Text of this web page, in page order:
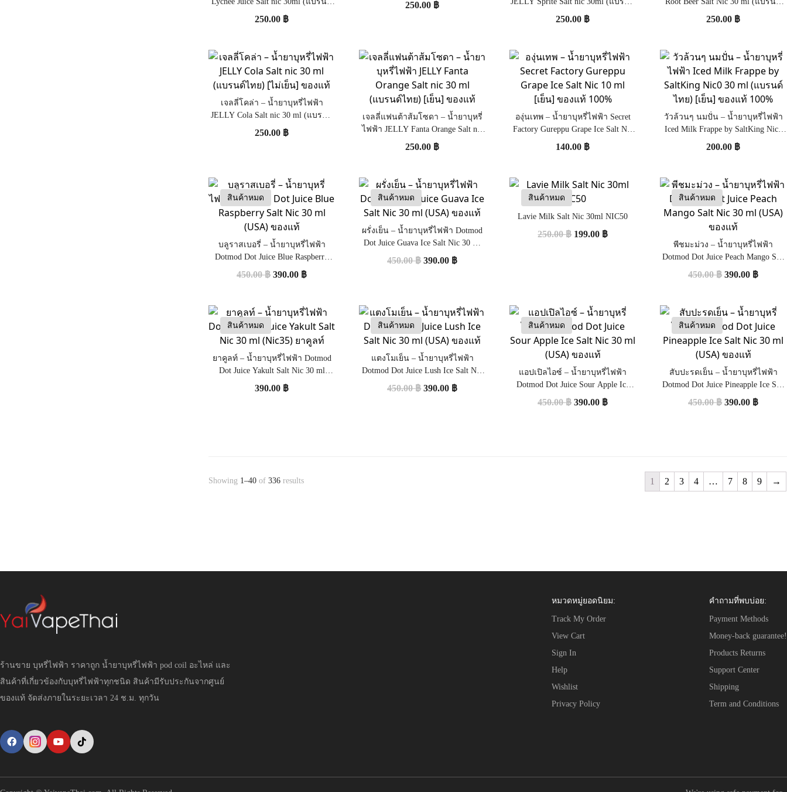
ไทย) [เย็น] ของแท้
250.00 ฿
250.00 ฿
ไทย) [เย็น] ของแท้
250.00 ฿
ไทย) [เย็น] ของแท้ 100%
250.00 ฿
เจลลี่โคล่า – น้ำยาบุหรี่ไฟฟ้า
JELLY Cola Salt nic 30 ml (แบรนด์
ไทย) [ไม่เย็น] ของแท้
250.00 ฿
เจลลี่แฟนต้าส้มโซดา – น้ำยาบุหรี่
ไฟฟ้า JELLY Fanta Orange Salt nic
30 ml (แบรนด์ไทย) [เย็น] ของแท้
250.00 ฿
องุ่นเทพ – น้ำยาบุหรี่ไฟฟ้า Secret
Factory Gureppu Grape Ice Salt Nic
10 ml [เย็น] ของแท้ 100%
140.00 ฿
วัวล้วนๆ นมปั่น – น้ำยาบุหรี่ไฟฟ้า
Iced Milk Frappe by SaltKing Nic0
30 ml (แบรนด์ไทย) [เย็น] ของแท้
200.00 ฿
สินค้าหมด
บลูราสเบอรี่ – น้ำยาบุหรี่ไฟฟ้า
Dotmod Dot Juice Blue Raspberry
Salt Nic 30 ml (USA) ของแท้
450.00฿ 390.00 ฿
สินค้าหมด
ผรั่งเย็น – น้ำยาบุหรี่ไฟฟ้า Dotmod
Dot Juice Guava Ice Salt Nic 30 ml
(USA) ของแท้
450.00฿ 390.00 ฿
สินค้าหมด
Lavie Milk Salt Nic 30ml NIC50
250.00฿ 199.00 ฿
สินค้าหมด
พีชมะม่วง – น้ำยาบุหรี่ไฟฟ้า
Dotmod Dot Juice Peach Mango Salt
Nic 30 ml (USA) ของแท้
450.00฿ 390.00 ฿
สินค้าหมด
ยาคูลท์ – น้ำยาบุหรี่ไฟฟ้า Dotmod
Dot Juice Yakult Salt Nic 30 ml
(Nic35) ยาคูลท์
390.00 ฿
สินค้าหมด
แตงโมเย็น – น้ำยาบุหรี่ไฟฟ้า
Dotmod Dot Juice Lush Ice Salt Nic
30 ml (USA) ของแท้
450.00฿ 390.00 ฿
สินค้าหมด
แอปเปิลไอซ์ – น้ำยาบุหรี่ไฟฟ้า
Dotmod Dot Juice Sour Apple Ice
Salt Nic 30 ml (USA) ของแท้
450.00฿ 390.00 ฿
สินค้าหมด
สับปะรดเย็น – น้ำยาบุหรี่ไฟฟ้า
Dotmod Dot Juice Pineapple Ice Salt
Nic 30 ml (USA) ของแท้
450.00฿ 390.00 ฿
Showing 1–40of 336results 1 2 3 4 … 7 8 9 →
ร้านขาย บุหรี่ไฟฟ้า ราคาถูก น้ำยาบุหรี่ไฟฟ้า pod coil อะไหล่ และ
สินค้าที่เกี่ยวข้องกับบุหรี่ไฟฟ้าทุกชนิด สินค้ามีรับประกันจากศูนย์
ของแท้ จัดส่งภายในระยะเวลา 24 ช.ม. ทุกวัน
หมวดหมู่ยอดนิยม:
Track My Order
View Cart
Sign In
Help
Wishlist
Privacy Policy
คำถามที่พบบ่อย:
Payment Methods
Money-back guarantee!
Products Returns
Support Center
Shipping
Term and Conditions